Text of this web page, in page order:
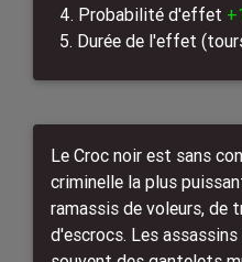
4. Probabilité d'effet
5. Durée de l'effet
Le Croc noir est sans
criminelle la plus
ramassis de voleurs, de
d'escrocs. Les